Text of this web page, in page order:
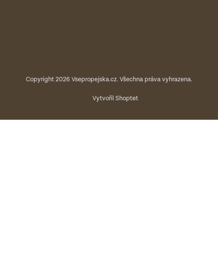
Vytvořil Shoptet
Copyright 2026 Vsepropejska.cz. Všechna práva vyhrazena.